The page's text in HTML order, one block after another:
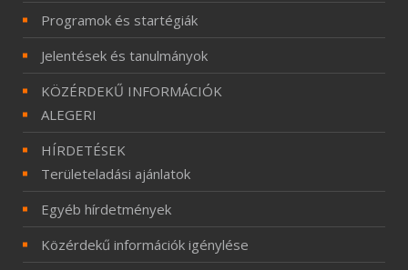
Programok és startégiák
Jelentések és tanulmányok
KÖZÉRDEKŰ INFORMÁCIÓK
ALEGERI
HÍRDETÉSEK
Területeladási ajánlatok
Egyéb hírdetmények
Közérdekű információk igénylése